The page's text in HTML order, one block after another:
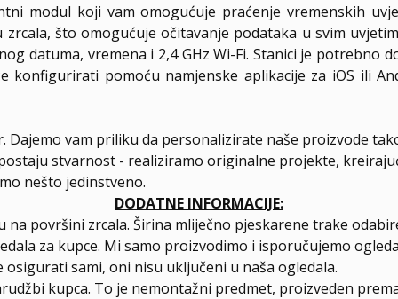
modul koji vam omogućuje praćenje vremenskih
što omogućuje očitavanje podataka u svim
datuma, vremena i 2,4 GHz Wi-Fi. Stanici je potrebno
konfigurirati pomoću namjenske aplikacije za iOS ili
Dajemo vam priliku da personalizirate naše proizvode
stvarnost - realiziramo originalne projekte,
nešto jedinstveno.
DODATNE INFORMACIJE:
površini zrcala. Širina mliječno pjeskarene trake
za kupce. Mi samo proizvodimo i isporučujemo
sami, oni nisu uključeni u naša ogledala.
kupca. To je nemontažni predmet, proizveden